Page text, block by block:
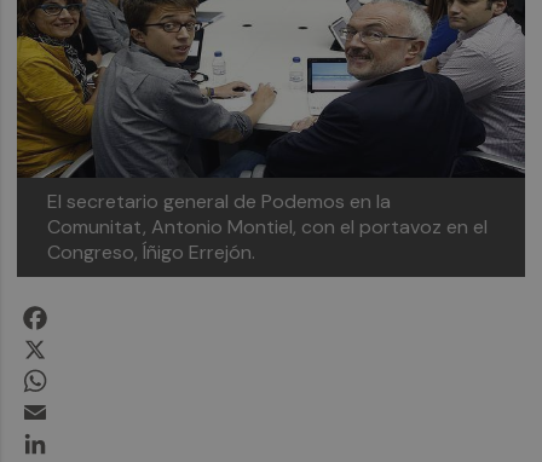
El secretario general de Podemos en la
Comunitat, Antonio Montiel, con el portavoz en el
Congreso, Íñigo Errejón.